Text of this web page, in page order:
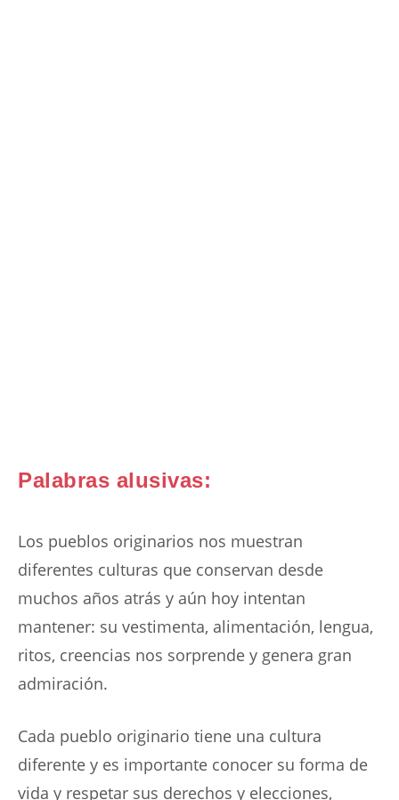
Palabras alusivas:
Los pueblos originarios nos muestran
diferentes culturas que conservan desde
muchos años atrás y aún hoy intentan
mantener: su vestimenta, alimentación, lengua,
ritos, creencias nos sorprende y genera gran
admiración.
Cada pueblo originario tiene una cultura
diferente y es importante conocer su forma de
vida y respetar sus derechos y elecciones,